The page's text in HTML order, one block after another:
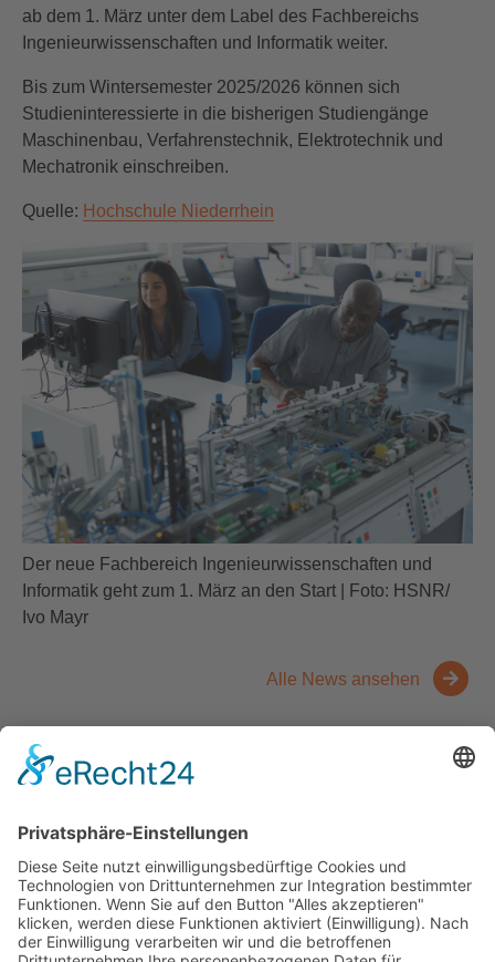
ab dem 1. März unter dem Label des Fachbereichs
Ingenieurwissenschaften und Informatik weiter.
Bis zum Wintersemester 2025/2026 können sich
Studieninteressierte in die bisherigen Studiengänge
Maschinenbau, Verfahrenstechnik, Elektrotechnik und
Mechatronik einschreiben.
Quelle: Hochschule Niederrhein
Der neue Fachbereich Ingenieurwissenschaften und
Informatik geht zum 1. März an den Start | Foto: HSNR/
Ivo Mayr
Alle News ansehen